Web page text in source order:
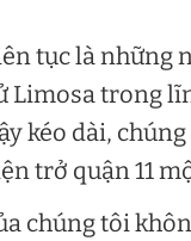
tục là những
Limosa trong
kéo dài,
trở quận 11
chúng tôi